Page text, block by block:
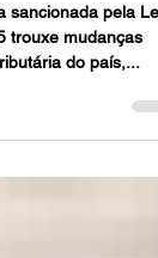
PARA
sancionada pela Lei